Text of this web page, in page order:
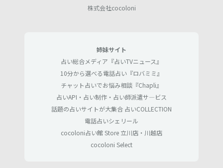
株式会社cocoloni
姉妹サイト
占い総合メディア『占いTVニュース』
10分から選べる電話占い『ロバミミ』
チャット占いでお悩み相談『Chapli』
占いAPI・占い制作・占い師派遣サ―ビス
話題の占いサイトが大集合 占いCOLLECTION
電話占いシェリール
cocoloni占い館 Store 立川店・川越店
cocoloni Select